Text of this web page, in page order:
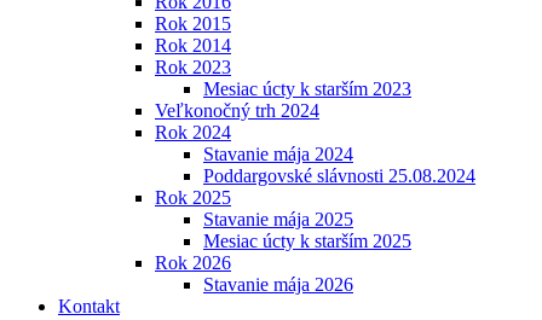
Rok 2015
Rok 2014
Rok 2023
Mesiac úcty k starším 2023
Veľkonočný trh 2024
Rok 2024
Stavanie mája 2024
Poddargovské slávnosti 25.08.2024
Rok 2025
Stavanie mája 2025
Mesiac úcty k starším 2025
Rok 2026
Stavanie mája 2026
Kontakt